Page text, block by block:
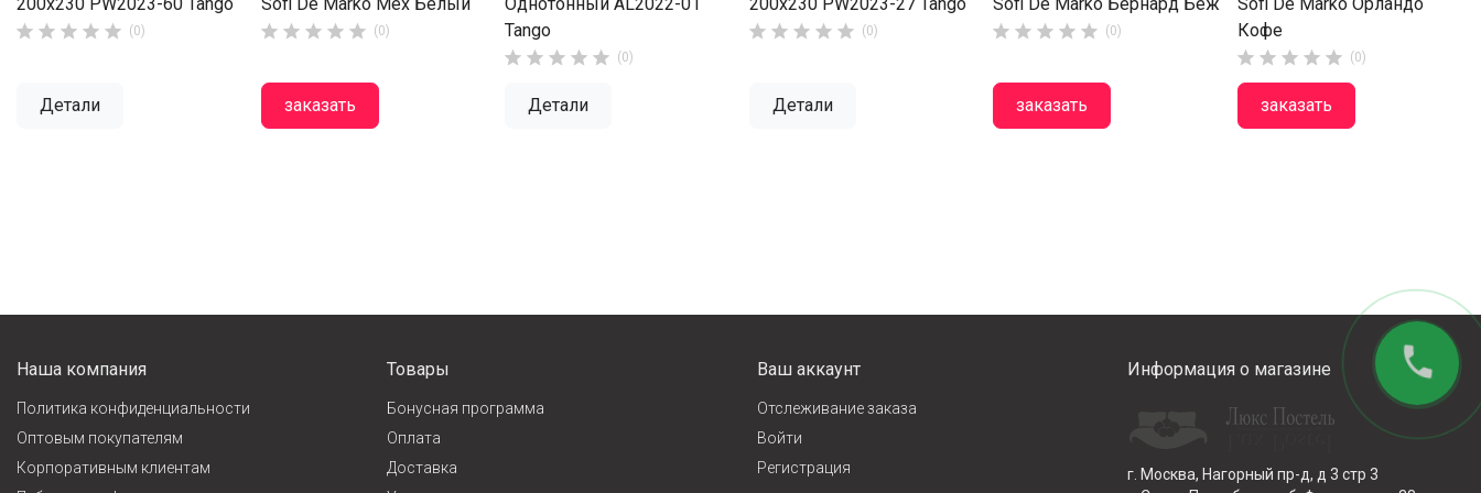
     (0)
Детали
     (0)
заказать
Tango
     (0)
Детали
     (0)
Детали
     (0)
заказать
Кофе
     (0)
заказать
Наша компания
Политика конфиденциальности
Оптовым покупателям
Корпоративным клиентам
Товары
Бонусная программа
Оплата
Доставка
Ваш аккаунт
Отслеживание заказа
Войти
Регистрация
Информация о магазине
г. Москва, Нагорный пр-д, д 3 стр 3
phone